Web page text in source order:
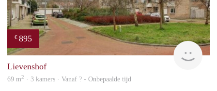
€ 895
rent
Lievenshof
69 m2 · 3 kamers · Vanaf ? - Onbepaalde tijd